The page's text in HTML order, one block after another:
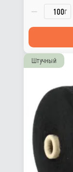
г
Штучный